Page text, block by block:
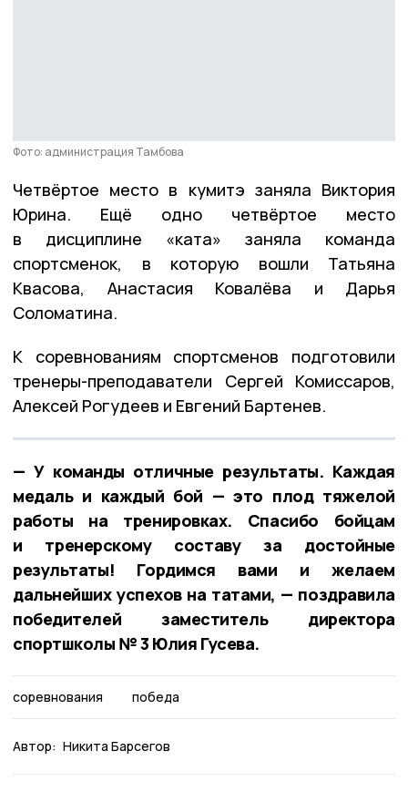
Фото: администрация Тамбова
Четвёртое место в кумитэ заняла Виктория
Юрина. Ещё одно четвёртое место
в дисциплине «ката» заняла команда
спортсменок, в которую вошли Татьяна
Квасова, Анастасия Ковалёва и Дарья
Соломатина.
К соревнованиям спортсменов подготовили
тренеры-преподаватели Сергей Комиссаров,
Алексей Рогудеев и Евгений Бартенев.
— У команды отличные результаты. Каждая
медаль и каждый бой — это плод тяжелой
работы на тренировках. Спасибо бойцам
и тренерскому составу за достойные
результаты! Гордимся вами и желаем
дальнейших успехов на татами, — поздравила
победителей заместитель директора
спортшколы № 3 Юлия Гусева.
соревнования победа
Автор: Никита Барсегов